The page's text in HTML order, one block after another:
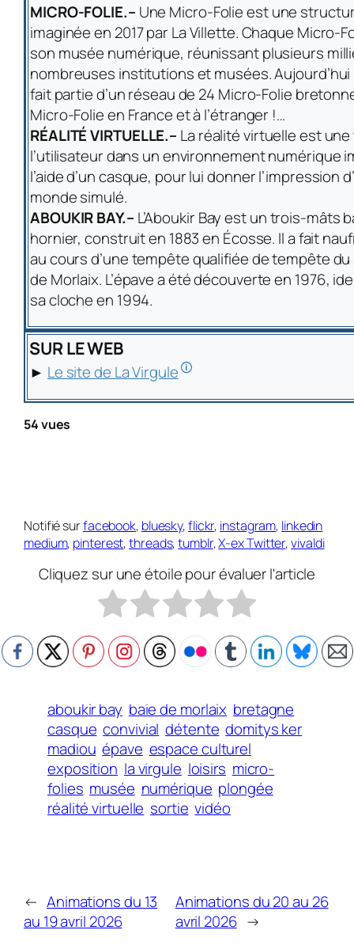
MICRO-FOLIE.– Une Micro-Folie est une
imaginée en 2017 par La Villette. Chaque Micro-
son musée numérique, réunissant plusieurs
nombreuses institutions et musées.
fait partie d’un réseau de 24 Micro-Folie
Micro-Folie en France et à l’étranger !…
RÉALITÉ VIRTUELLE.– La réalité virtuelle est
l’utilisateur dans un environnement numérique
l’aide d’un casque, pour lui donner l’impression
monde simulé.
ABOUKIR BAY.– L’Aboukir Bay est un trois-mâts
hornier, construit en 1883 en Écosse. Il a fait
au cours d’une tempête qualifiée de tempête du
de Morlaix. L’épave a été découverte en 1976,
sa cloche en 1994.
SUR LE WEB
► Le site de La Virgule🛈
54 vues
Notifié surfacebook, bluesky,flickr, instagram, linkedin
medium, pinterest,threads,tumblr,X-ex Twitter,vivaldi
Cliquez sur une étoile pour évaluer l'article
aboukir bay baie de morlaix bretagne
casque convivial détente domitys ker
madiou épave espace culturel
exposition la virgule loisirs micro-
folies musée numérique plongée
réalité virtuelle sortie vidéo
← Animations du 13
au 19 avril 2026
Animations du 20 au 26
avril 2026 →